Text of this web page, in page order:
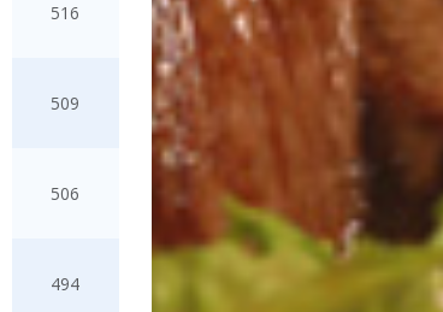
516
509
506
494